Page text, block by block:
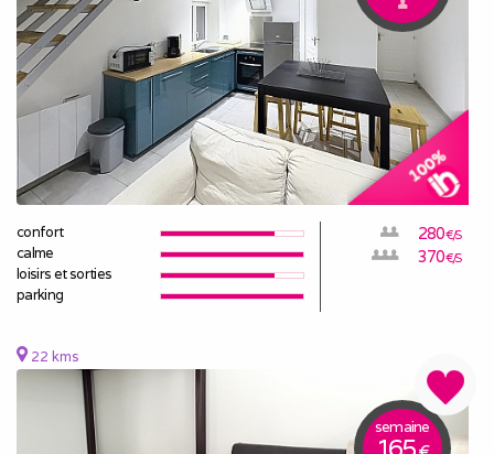
confort
calme
loisirs et sorties
parking
280€/S
370€/S
22 kms
semaine
165